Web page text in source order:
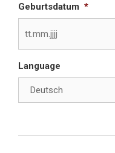
Geburtsdatum *
Language